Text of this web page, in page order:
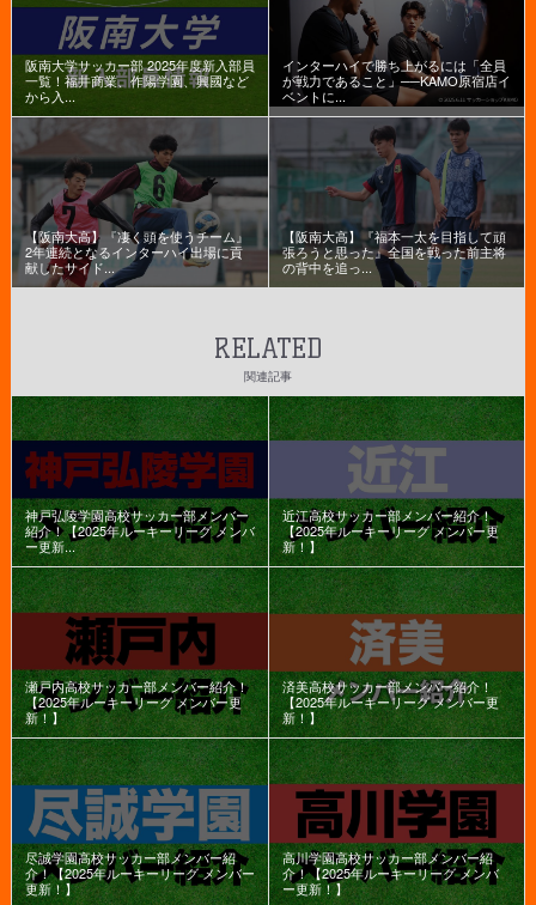
阪南大学サッカー部 2025年度新入部員
一覧！福井商業、作陽学園、興國など
から入...
インターハイで勝ち上がるには「全員
が戦力であること」──KAMO原宿店イ
ベントに...
【阪南大高】『凄く頭を使うチーム』
2年連続となるインターハイ出場に貢
献したサイド...
【阪南大高】『福本一太を目指して頑
張ろうと思った』全国を戦った前主将
の背中を追っ...
RELATED
関連記事
神戸弘陵学園高校サッカー部メンバー
紹介！【2025年ルーキーリーグ メンバ
ー更新...
近江高校サッカー部メンバー紹介！
【2025年ルーキーリーグ メンバー更
新！】
瀬戸内高校サッカー部メンバー紹介！
【2025年ルーキーリーグ メンバー更
新！】
済美高校サッカー部メンバー紹介！
【2025年ルーキーリーグ メンバー更
新！】
尽誠学園高校サッカー部メンバー紹
介！【2025年ルーキーリーグ メンバー
更新！】
高川学園高校サッカー部メンバー紹
介！【2025年ルーキーリーグ メンバ
ー更新！】